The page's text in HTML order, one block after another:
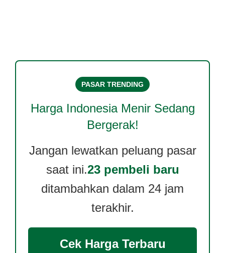
PASAR TRENDING
Harga Indonesia MenirSedang
Bergerak!
Jangan lewatkan peluang pasar
saat ini.23 pembeli baru
ditambahkan dalam 24 jam
terakhir.
Cek Harga Terbaru